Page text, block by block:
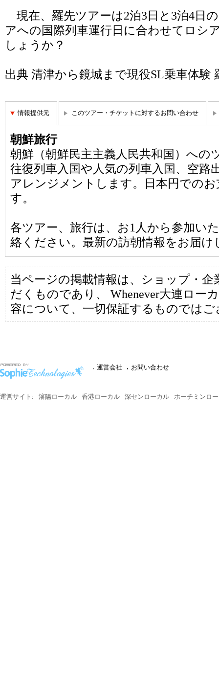
現在、羅先ツアーは2泊3日と3泊4日
アへの国際列車運行日に合わせてロシ
しょうか？
出典 清津から鏡城まで現役SL乗車体験
情報提供元 このツアー・チケットに対するお問い合わせ
朝鮮旅行
朝鮮（朝鮮民主主義人民共和国）への
往復列車入国や人気の列車入国、空路
アレンジメントします。日本円での
す。
各ツアー、旅行は、お1人から参加い
絡ください。最新の訪朝情報をお届け
当ページの掲載情報は、ショップ・
だくものであり、 Whenever大連ロー
容について、一切保証するものでは
運営会社 お問い合わせ
運営サイト: 瀋陽ローカル 香港ローカル 深センローカル ホーチミンロ